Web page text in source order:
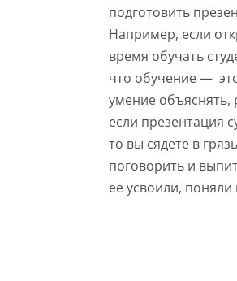
подготовить
Например, если
время обучать
что обучение —
умение объяснять,
если презентация
то вы сядете в
поговорить и
ее усвоили,